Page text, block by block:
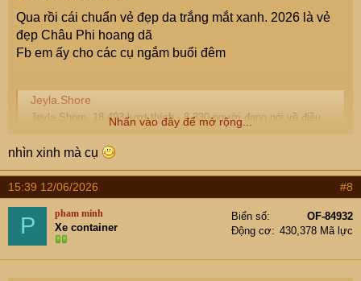
Qua rồi cái chuẩn vẻ đẹp da trắng mắt xanh. 2026 là vẻ
đẹp Châu Phi hoang dã
Fb em ấy cho các cụ ngắm buổi đêm
Jeyla.Shore
Jeyla.Shore. 18.493 lượt thích · 8.330 người đang nói về điều
này. ✨ brand ambassador aceaispark.com ✨ delulu style bestie
who actually pulls it off ✨ 22 • thrift queen • making trends
wearable IRL 🖤
www.facebook.com
Nhấn vào đây để mở rộng...
nhìn xinh mà cụ
15:39 12/06/2026 #8
P pham minh
Xe container
Biển số
OF-84932
Động cơ
430,378 Mã lực